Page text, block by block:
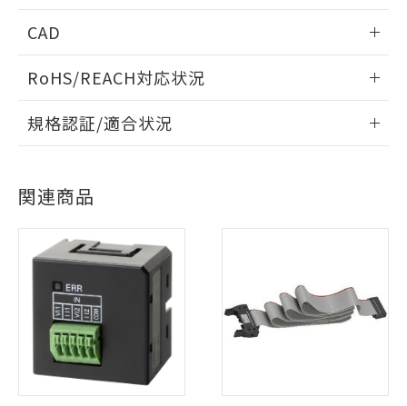
CAD
ログイン/会員登録いただくと、CADデータをダウンロー
ドすることができます。
ダウンロードデータをご利用いただく前に、以下を必ずお読
みください。
ソフトウェアの使用条件
RoHS/REACH対応状況
EU RoHS 注意事項・凡例
対応状況 ※1
対応済み
中国 RoHS 注意事項・凡例
中国 RoHS表※1 ※2
規格認証/適合状況
Yes
（イギリス
船舶規格）
DNV型式承認
（ノルウェー
船舶規格）
（フランス
船舶規格）
船舶規格
No No
関連商品